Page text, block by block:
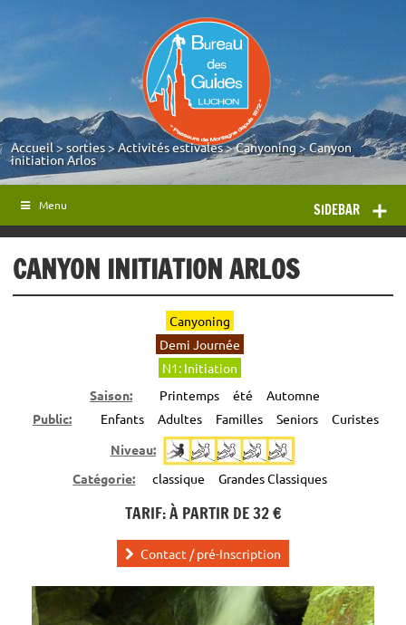
Accueil>sorties>Activités estivales>Canyoning>Canyon
initiation Arlos
SIDEBAR
Menu
CANYON INITIATION ARLOS
Canyoning
Demi Journée
N1: Initiation
Saison:
Printemps été
Automne
Public:
Enfants Adultes Familles Seniors
Curistes
Niveau:
Catégorie:
classique Grandes Classiques
TARIF: À PARTIR DE 32 €
Contact / pré-Inscription